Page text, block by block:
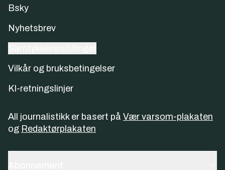
Bsky
Nyhetsbrev
Vilkår og bruksbetingelser
KI-retningslinjer
All journalistikk er basert på Vær varsom-plakaten
og Redaktørplakaten